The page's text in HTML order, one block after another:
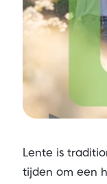
Lente is
tijden om een